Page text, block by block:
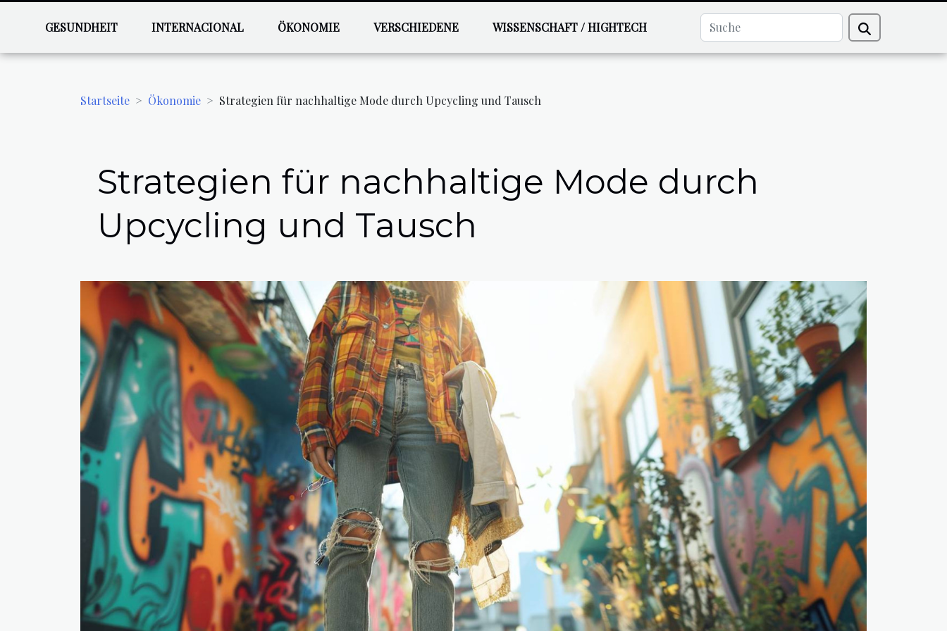
GESUNDHEIT INTERNACIONAL ÖKONOMIE VERSCHIEDENE WISSENSCHAFT / HIGHTECH
Startseite Ökonomie Strategien für nachhaltige Mode durch Upcycling und Tausch
Strategien für nachhaltige Mode durch
Upcycling und Tausch